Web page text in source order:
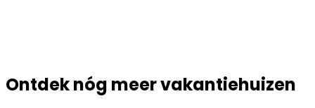
Ontdek nóg meer vakantiehuizen